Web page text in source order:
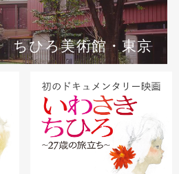
ちひろ美術館・東京